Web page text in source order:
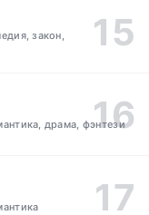
закон,
драма, фэнтези